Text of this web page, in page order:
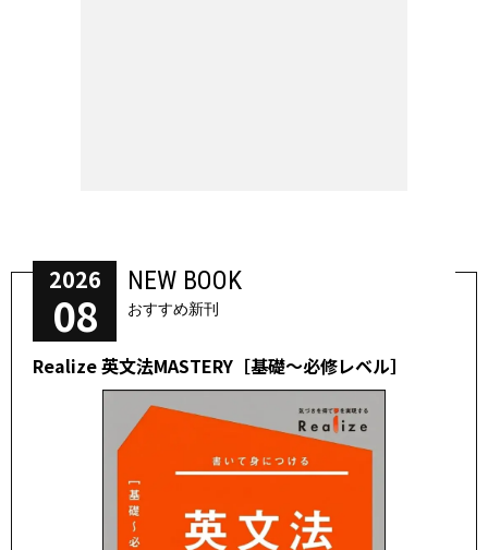
2026
08
NEW BOOK
おすすめ新刊
Realize 英文法MASTERY［基礎～必修レベル］